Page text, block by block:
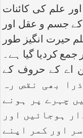
علم کی کائنات
جسم و عقل اور
حیرت انگیز طور
کردیا گیا ہے۔
اے کے حروف کے
بھی نقص رہ
چہرے پر ہونے
ہوجائیں اور
اور کمر اپنے